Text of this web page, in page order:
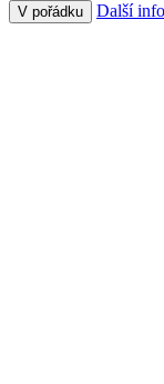
V pořádku Další